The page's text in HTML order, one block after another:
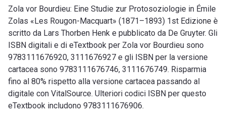
Zola vor Bourdieu: Eine Studie zur Protosoziologie in Émile
Zolas «Les Rougon-Macquart» (1871–1893) 1st Edizione è
scritto da Lars Thorben Henk e pubblicato da De Gruyter. Gli
ISBN digitali e di eTextbook per Zola vor Bourdieu sono
9783111676920, 3111676927 e gli ISBN per la versione
cartacea sono 9783111676746, 3111676749. Risparmia
fino al 80% rispetto alla versione cartacea passando al
digitale con VitalSource. Ulteriori codici ISBN per questo
eTextbook includono 9783111676906.